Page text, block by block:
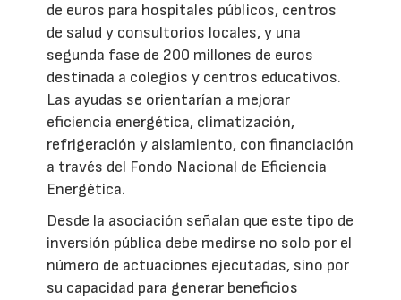
de euros para hospitales públicos, centros
de salud y consultorios locales, y una
segunda fase de 200 millones de euros
destinada a colegios y centros educativos.
Las ayudas se orientarían a mejorar
eficiencia energética, climatización,
refrigeración y aislamiento, con financiación
a través del Fondo Nacional de Eficiencia
Energética.
Desde la asociación señalan que este tipo de
inversión pública debe medirse no solo por el
número de actuaciones ejecutadas, sino por
su capacidad para generar beneficios